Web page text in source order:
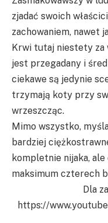
zjadać swoich
zachowaniem, nawet
Krwi tutaj niestety za
jest przegadany i
ciekawe są jedynie
trzymają koty przy
wrzeszcząc.
Mimo wszystko,
bardziej
kompletnie nijaka,
maksimum czterech
Dla
https://